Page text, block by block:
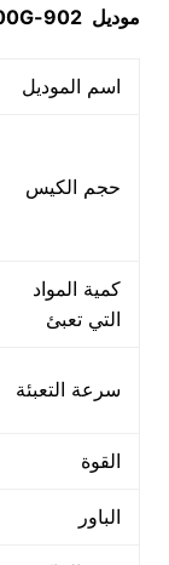
موديل 902-500G
اسم الموديل
حجم الكيس
كمية المواد
التي تعبئ
سرعة التعبئة
القوة
الباور